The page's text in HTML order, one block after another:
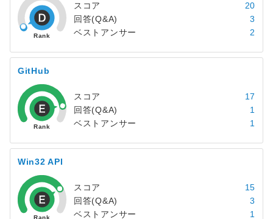
スコア
20
回答(Q&A)
3
ベストアンサー
2
GitHub
スコア
17
回答(Q&A)
1
ベストアンサー
1
Win32 API
スコア
15
回答(Q&A)
3
ベストアンサー
1